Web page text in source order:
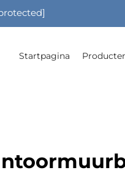
Startpagina